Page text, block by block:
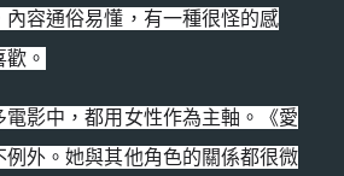
容通俗易懂，有一種很怪的感
。
影中，都用女性作為主軸。《愛
例外。她與其他角色的關係都很微